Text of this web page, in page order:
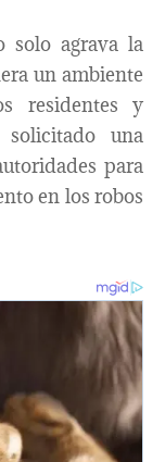
solo agrava la
un ambiente
residentes y
una
para
en los robos